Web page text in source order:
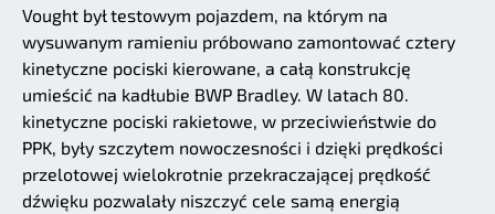
Vought był testowym pojazdem, na którym na
wysuwanym ramieniu próbowano zamontować cztery
kinetyczne pociski kierowane, a całą konstrukcję
umieścić na kadłubie BWP Bradley. W latach 80.
kinetyczne pociski rakietowe, w przeciwieństwie do
PPK, były szczytem nowoczesności i dzięki prędkości
przelotowej wielokrotnie przekraczającej prędkość
dźwięku pozwalały niszczyć cele samą energią